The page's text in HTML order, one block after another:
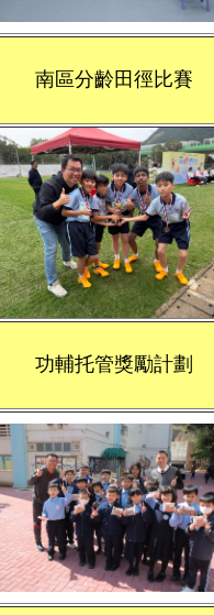
南區分齡田徑比賽
功輔托管獎勵計劃